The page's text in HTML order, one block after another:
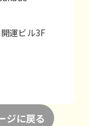
運ビル3F
ジに戻る